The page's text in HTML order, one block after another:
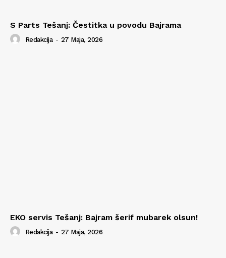
S Parts Tešanj: Čestitka u povodu Bajrama
Redakcija - 27 Maja, 2026
EKO servis Tešanj: Bajram šerif mubarek olsun!
Redakcija - 27 Maja, 2026